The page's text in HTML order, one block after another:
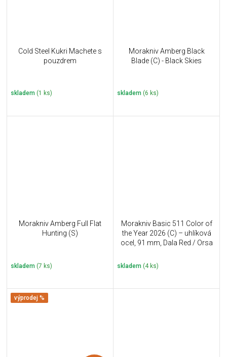
Cold Steel Kukri Machete s
pouzdrem
skladem (1 ks)
Morakniv Amberg Black
Blade (C) - Black Skies
skladem (6 ks)
Morakniv Amberg Full Flat
Hunting (S)
skladem (7 ks)
Morakniv Basic 511 Color of
the Year 2026 (C) – uhlíková
ocel, 91 mm, Dala Red / Orsa
skladem (4 ks)
výprodej %